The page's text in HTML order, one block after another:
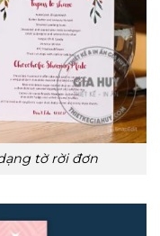
tờ rời đơn